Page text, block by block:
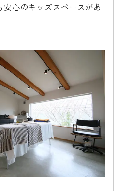
心のキッズスペースがあ